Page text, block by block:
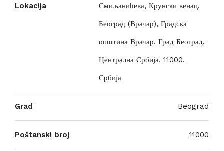
Lokacija
Смиљанићева, Крунски венац,
Београд (Врачар), Градска
општина Врачар, Град Београд,
Централна Србија, 11000,
Србија
Grad Beograd
Poštanski broj 11000